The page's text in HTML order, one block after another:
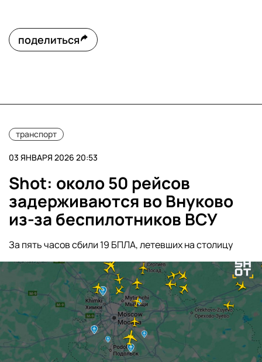
поделиться
транспорт
03 ЯНВАРЯ 2026 20:53
Shot: около 50 рейсов
задерживаются во Внуково
из-за беспилотников ВСУ
За пять часов сбили 19 БПЛА, летевших на столицу